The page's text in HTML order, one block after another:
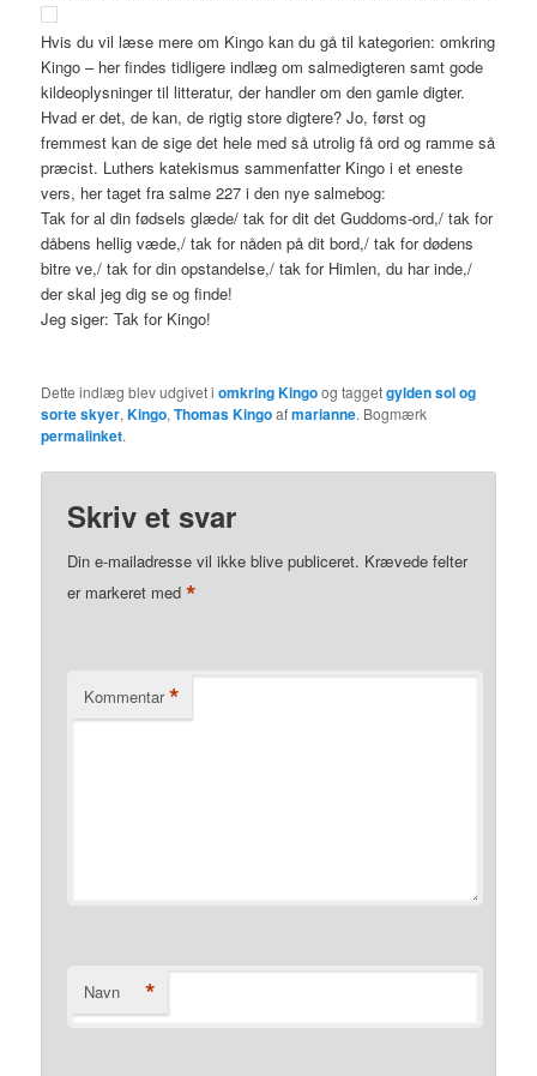
Hvis du vil læse mere om Kingo kan du gå til kategorien: omkring
Kingo – her findes tidligere indlæg om salmedigteren samt gode
kildeoplysninger til litteratur, der handler om den gamle digter.
Hvad er det, de kan, de rigtig store digtere? Jo, først og
fremmest kan de sige det hele med så utrolig få ord og ramme så
præcist. Luthers katekismus sammenfatter Kingo i et eneste
vers, her taget fra salme 227 i den nye salmebog:
Tak for al din fødsels glæde/ tak for dit det Guddoms-ord,/ tak for
dåbens hellig væde,/ tak for nåden på dit bord,/ tak for dødens
bitre ve,/ tak for din opstandelse,/ tak for Himlen, du har inde,/
der skal jeg dig se og finde!
Jeg siger: Tak for Kingo!
Dette indlæg blev udgivet iomkring Kingoog taggetgylden sol og
sorte skyer,Kingo,Thomas Kingoafmarianne. Bogmærk
permalinket.
Skriv et svar
Din e-mailadresse vil ikke blive publiceret. Krævede felter
er markeret med*
Kommentar *
Navn *